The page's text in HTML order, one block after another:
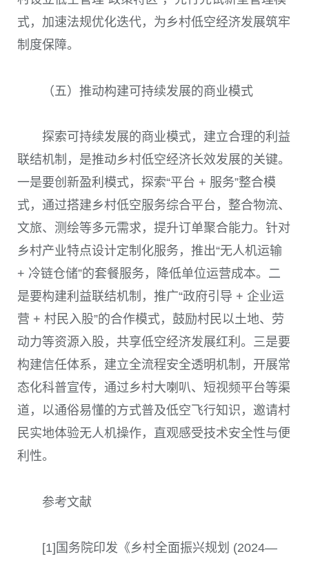
式，加速法规优化迭代，为乡村低空经济发展筑牢
制度保障。
（五）推动构建可持续发展的商业模式
探索可持续发展的商业模式，建立合理的利益
联结机制，是推动乡村低空经济长效发展的关键。
一是要创新盈利模式，探索“平台 + 服务”整合模
式，通过搭建乡村低空服务综合平台，整合物流、
文旅、测绘等多元需求，提升订单聚合能力。针对
乡村产业特点设计定制化服务，推出“无人机运输
+ 冷链仓储”的套餐服务，降低单位运营成本。二
是要构建利益联结机制，推广“政府引导 + 企业运
营 + 村民入股”的合作模式，鼓励村民以土地、劳
动力等资源入股，共享低空经济发展红利。三是要
构建信任体系，建立全流程安全透明机制，开展常
态化科普宣传，通过乡村大喇叭、短视频平台等渠
道，以通俗易懂的方式普及低空飞行知识，邀请村
民实地体验无人机操作，直观感受技术安全性与便
利性。
参考文献
[1]国务院印发《乡村全面振兴规划 (2024—